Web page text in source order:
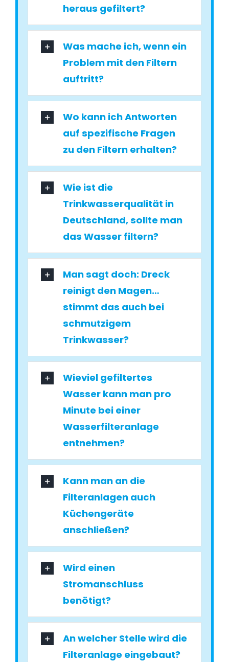
heraus gefiltert?
Was mache ich, wenn ein
Problem mit den Filtern
auftritt?
Wo kann ich Antworten
auf spezifische Fragen
zu den Filtern erhalten?
Wie ist die
Trinkwasserqualität in
Deutschland, sollte man
das Wasser filtern?
Man sagt doch: Dreck
reinigt den Magen…
stimmt das auch bei
schmutzigem
Trinkwasser?
Wieviel gefiltertes
Wasser kann man pro
Minute bei einer
Wasserfilteranlage
entnehmen?
Kann man an die
Filteranlagen auch
Küchengeräte
anschließen?
Wird einen
Stromanschluss
benötigt?
An welcher Stelle wird die
Filteranlage eingebaut?